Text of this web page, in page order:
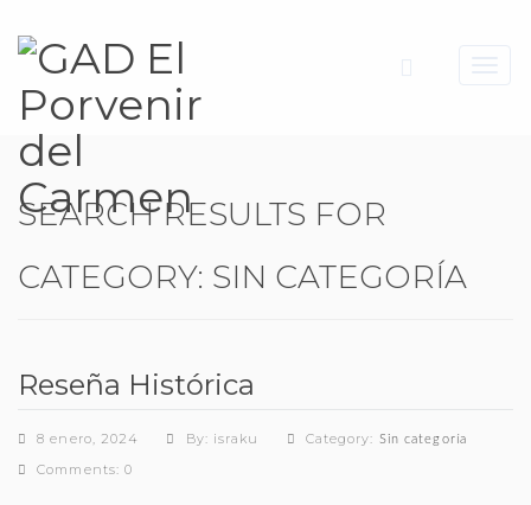
SEARCH RESULTS FOR
CATEGORY: SIN CATEGORÍA
Reseña Histórica
8 enero, 2024 By: israku Category: Sin categoría
Comments: 0